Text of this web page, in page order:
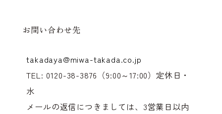
お問い合わせ先
takadaya@miwa-takada.co.jp
0120-38-3876 （9:00～17:00）定休日・
水
メールの返信につきましては、3営業日以内